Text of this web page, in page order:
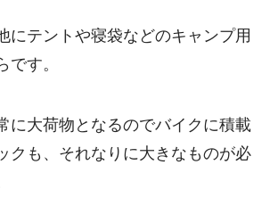
にテントや寝袋などのキャンプ用
です。
に大荷物となるのでバイクに積載
クも、それなりに大きなものが必